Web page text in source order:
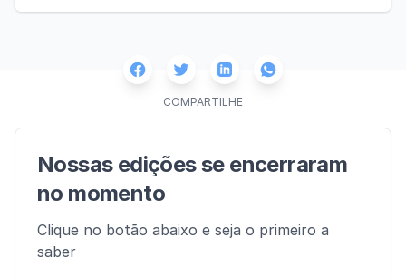
FacebookTwitterLinkedinWhatsapp
COMPARTILHE
Nossas edições se encerraram
no momento
Clique no botão abaixo e seja o primeiro a
saber